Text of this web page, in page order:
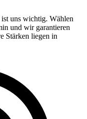
uns wichtig. Wählen
und wir garantieren
Stärken liegen in